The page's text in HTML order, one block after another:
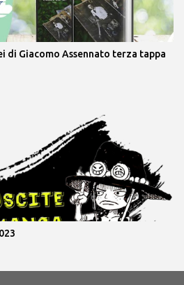
di Giacomo Assennato terza tappa